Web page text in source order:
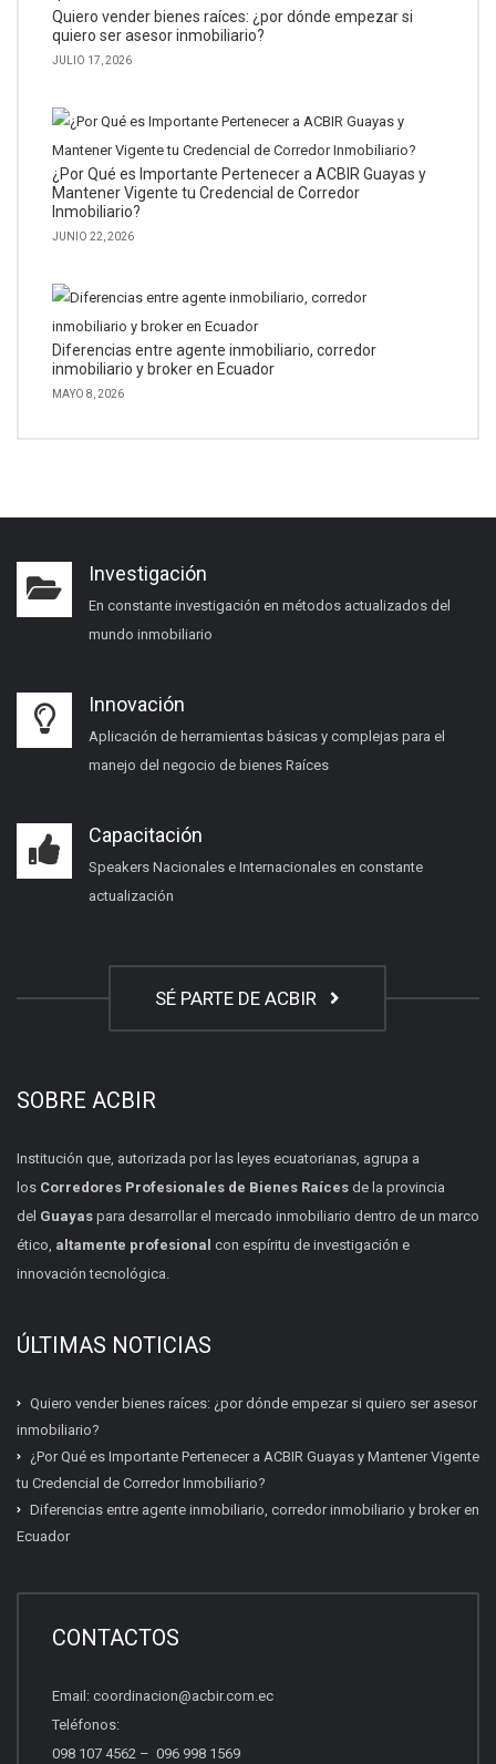
Beneficios del socio
Quiero vender bienes raíces: ¿por dónde empezar si
quiero ser asesor inmobiliario?
JULIO 17, 2026
¿Por Qué es Importante Pertenecer a ACBIR Guayas y
Mantener Vigente tu Credencial de Corredor
Inmobiliario?
JUNIO 22, 2026
Diferencias entre agente inmobiliario, corredor
inmobiliario y broker en Ecuador
MAYO 8, 2026
Investigación
En constante investigación en métodos actualizados del
mundo inmobiliario
Innovación
Aplicación de herramientas básicas y complejas para el
manejo del negocio de bienes Raíces
Capacitación
Speakers Nacionales e Internacionales en constante
actualización
SÉ PARTE DE ACBIR
SOBRE ACBIR
Institución que, autorizada por las leyes ecuatorianas, agrupa a
los Corredores Profesionales de Bienes Raíces de la provincia
del Guayas para desarrollar el mercado inmobiliario dentro de un marco
ético, altamente profesional con espíritu de investigación e
innovación tecnológica.
ÚLTIMAS NOTICIAS
Quiero vender bienes raíces: ¿por dónde empezar si quiero ser asesor
inmobiliario?
¿Por Qué es Importante Pertenecer a ACBIR Guayas y Mantener Vigente
tu Credencial de Corredor Inmobiliario?
Diferencias entre agente inmobiliario, corredor inmobiliario y broker en
Ecuador
CONTACTOS
Email: coordinacion@acbir.com.ec
Teléfonos:
098 107 4562 – 096 998 1569